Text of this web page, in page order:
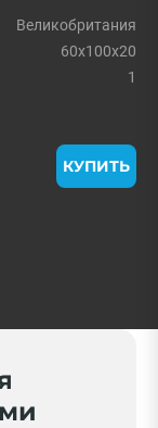
Великобритания
60x100x20
1
КУПИТЬ